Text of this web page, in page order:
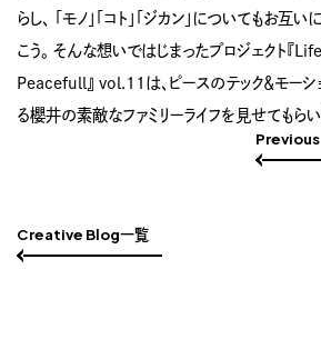
Previous
Creative Blog一覧
らし、 「モノ」「コト」「ジカン」についてもお互
こう。 そんな想いではじまったプロジェクト『
Peacefull』 vol.11は、ピースのテック＆モーシ
る櫻井の素敵なファミリーライフを見せてもらい